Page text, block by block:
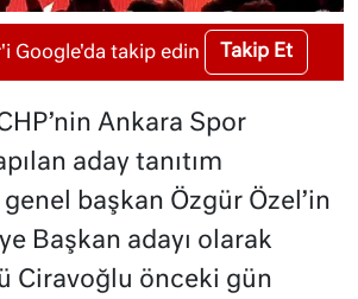
Google'da takip edin Takip Et
Ankara Spor
aday tanıtım
başkan Özgür Özel’in
Başkan adayı olarak
Ciravoğlu önceki gün